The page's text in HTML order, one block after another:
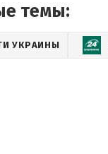
темы:
УКРАИНЫ